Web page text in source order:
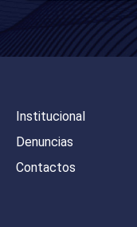
Institucional
Denuncias
Contactos